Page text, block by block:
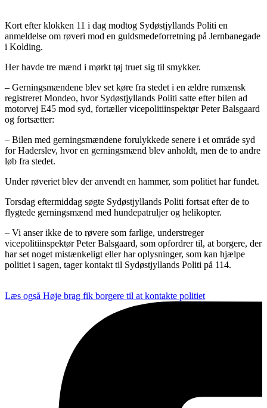
Kort efter klokken 11 i dag modtog Sydøstjyllands Politi en
anmeldelse om røveri mod en guldsmedeforretning på Jernbanegade
i Kolding.
Her havde tre mænd i mørkt tøj truet sig til smykker.
– Gerningsmændene blev set køre fra stedet i en ældre rumænsk
registreret Mondeo, hvor Sydøstjyllands Politi satte efter bilen ad
motorvej E45 mod syd, fortæller vicepolitiinspektør Peter Balsgaard
og fortsætter:
– Bilen med gerningsmændene forulykkede senere i et område syd
for Haderslev, hvor en gerningsmænd blev anholdt, men de to andre
løb fra stedet.
Under røveriet blev der anvendt en hammer, som politiet har fundet.
Torsdag eftermiddag søgte Sydøstjyllands Politi fortsat efter de to
flygtede gerningsmænd med hundepatruljer og helikopter.
– Vi anser ikke de to røvere som farlige, understreger
vicepolitiinspektør Peter Balsgaard, som opfordrer til, at borgere, der
har set noget mistænkeligt eller har oplysninger, som kan hjælpe
politiet i sagen, tager kontakt til Sydøstjyllands Politi på 114.
Læs også Høje brag fik borgere til at kontakte politiet